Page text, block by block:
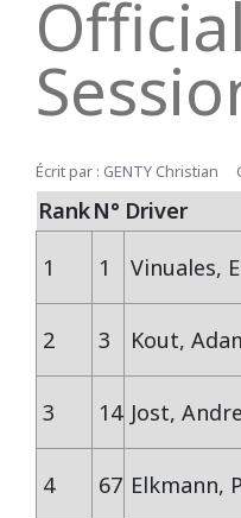
Écrit par : GENTY Christian
RankN° Driver
1
1 Vinuales,
2 3 Kout,
3 14 Jost,
4 67 Elkmann,
2017
2016
2015
2014
2013
2011
2010
2013
2012
2011
2010
2009
2007
2006
2014
2013
2012
Open French Cup 2011
DIJON
LE MANS
LE VIGEANT
MAGNY-COURS
REPUBLIQUE TCHEQUE
Vidéos 2010
Vidéos 2009
Vidéos 2008
Vidéos 2007
Vidéos 2006
Vidéos 2003
Vidéos 2002